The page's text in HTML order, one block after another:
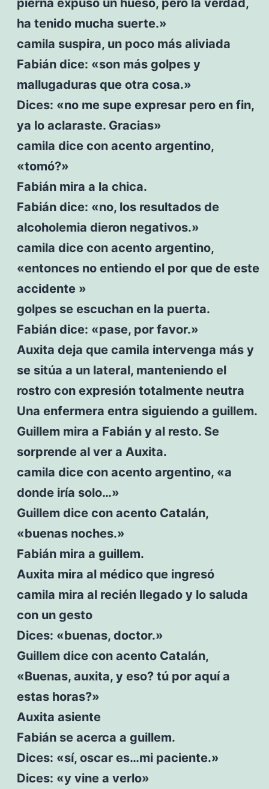
ha tenido mucha suerte.»
camila suspira, un poco más aliviada
Fabián dice: «son más golpes y
mallugaduras que otra cosa.»
Dices: «no me supe expresar pero en fin,
ya lo aclaraste. Gracias»
camila dice con acento argentino,
«tomó?»
Fabián mira a la chica.
Fabián dice: «no, los resultados de
alcoholemia dieron negativos.»
camila dice con acento argentino,
«entonces no entiendo el por que de este
accidente »
golpes se escuchan en la puerta.
Fabián dice: «pase, por favor.»
Auxita deja que camila intervenga más y
se sitúa a un lateral, manteniendo el
rostro con expresión totalmente neutra
Una enfermera entra siguiendo a guillem.
Guillem mira a Fabián y al resto. Se
sorprende al ver a Auxita.
camila dice con acento argentino, «a
donde iría solo…»
Guillem dice con acento Catalán,
«buenas noches.»
Fabián mira a guillem.
Auxita mira al médico que ingresó
camila mira al recién llegado y lo saluda
con un gesto
Dices: «buenas, doctor.»
Guillem dice con acento Catalán,
«Buenas, auxita, y eso? tú por aquí a
estas horas?»
Auxita asiente
Fabián se acerca a guillem.
Dices: «sí, oscar es…mi paciente.»
Dices: «y vine a verlo»